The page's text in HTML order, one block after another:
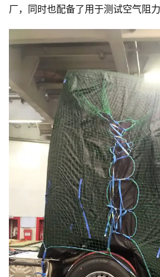
厂，同时也配备了用于测试空气阻力